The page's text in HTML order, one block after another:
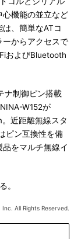
心機能の並立など
、簡単なATコ
ーからアクセスで
およびBluetooth
ナ制御ピン搭載
W152が
近距離無線スタ
ピン互換性を備
をマルチ無線イ
。
All Rights Reserved.